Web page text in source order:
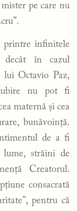
pe care nu
printre infinitele
decât în cazul
lui Octavio Paz,
iubire nu pot fi
maternă și cea
bunăvoință.
de a fi
străini de
Creatorul.
consacrată
pentru că